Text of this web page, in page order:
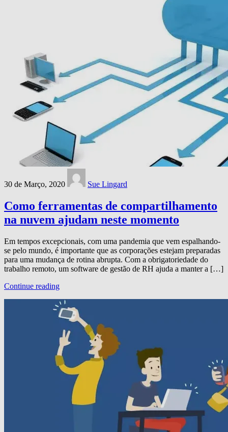
30 de Março, 2020 Sue Lingard
Como ferramentas de compartilhamento
na nuvem ajudam neste momento
Em tempos excepcionais, com uma pandemia que vem espalhando-
se pelo mundo, é importante que as corporações estejam preparadas
para uma mudança de rotina abrupta. Com a obrigatoriedade do
trabalho remoto, um software de gestão de RH ajuda a manter a […]
Continue reading